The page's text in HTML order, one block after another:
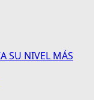
SU NIVEL MÁS